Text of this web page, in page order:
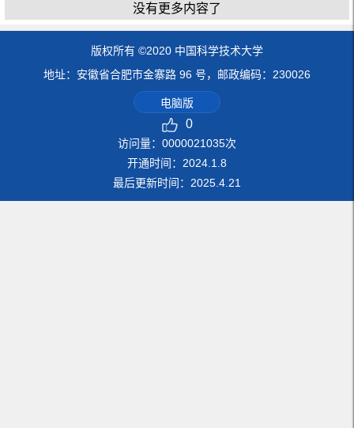
没有更多内容了
版权所有 ©2020 中国科学技术大学
地址：安徽省合肥市金寨路 96 号，邮政编码：230026
电脑版
0
访问量： 0000021035次
开通时间： 2024 1 8
最后更新时间： 2025 4 21